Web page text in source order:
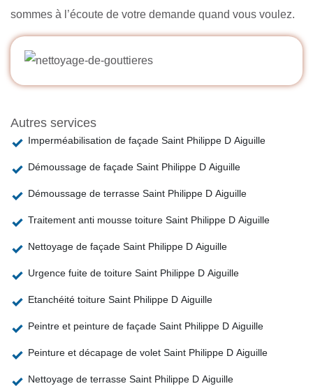
sommes à l’écoute de votre demande quand vous voulez.
Autres services
Imperméabilisation de façade Saint Philippe D Aiguille
Démoussage de façade Saint Philippe D Aiguille
Démoussage de terrasse Saint Philippe D Aiguille
Traitement anti mousse toiture Saint Philippe D Aiguille
Nettoyage de façade Saint Philippe D Aiguille
Urgence fuite de toiture Saint Philippe D Aiguille
Etanchéité toiture Saint Philippe D Aiguille
Peintre et peinture de façade Saint Philippe D Aiguille
Peinture et décapage de volet Saint Philippe D Aiguille
Nettoyage de terrasse Saint Philippe D Aiguille